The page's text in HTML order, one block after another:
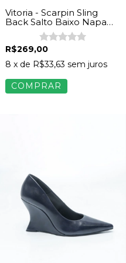
Vitoria - Scarpin Sling
Back Salto Baixo Napa
R$269,00
8 x de R$33,63 sem juros
COMPRAR